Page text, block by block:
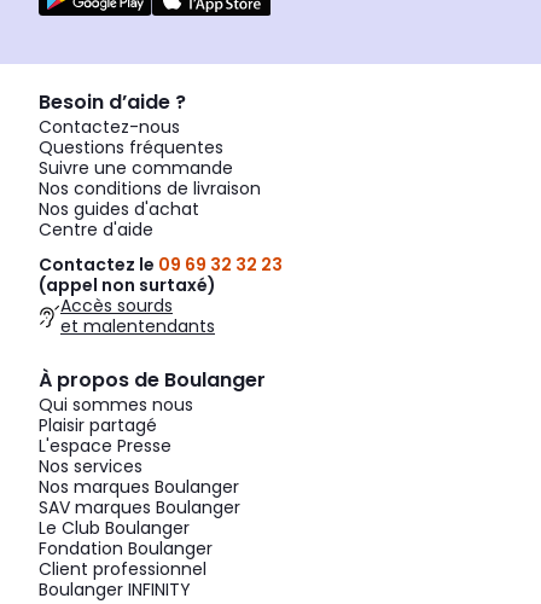
Besoin d’aide ?
Contactez-nous
Questions fréquentes
Suivre une commande
Nos conditions de livraison
Nos guides d'achat
Centre d'aide
Contactez le 09 69 32 32 23
(appel non surtaxé)
Accès sourds
et malentendants
À propos de Boulanger
Qui sommes nous
Plaisir partagé
L'espace Presse
Nos services
Nos marques Boulanger
SAV marques Boulanger
Le Club Boulanger
Fondation Boulanger
Client professionnel
Boulanger INFINITY